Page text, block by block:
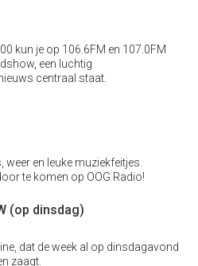
kun je op 106.6FM en 107.0FM
een luchtig
centraal staat.
en leuke muziekfeitjes.
te komen op OOG Radio!
(op dinsdag)
dat de week al op dinsdagavond
zaagt.